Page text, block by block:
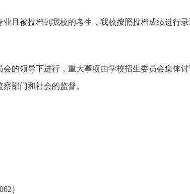
且被投档到我校的考生，我校按照投档成绩进行
的领导下进行，重大事项由学校招生委员会集体讨
部门和社会的监督。
）